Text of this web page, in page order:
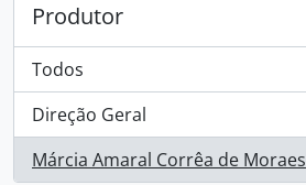
Produtor
Todos
Direção Geral
, 4 resultados
Márcia Amaral Corrêa de Moraes
, 4 resultados